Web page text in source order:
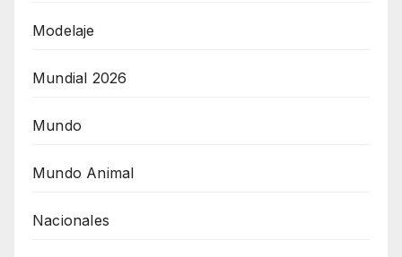
Modelaje
Mundial 2026
Mundo
Mundo Animal
Nacionales